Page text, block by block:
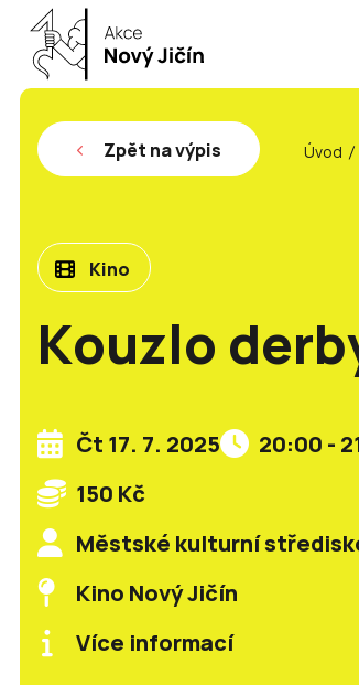
Zpět na výpis Úvod
Kino
Kouzlo
Čt 17. 7. 2025
20:00 -
150 Kč
Městské kulturní
Kino Nový Jičín
Více informací